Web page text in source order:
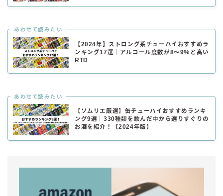
あわせて読みたい
【2024年】ストロング系チューハイおすすめラ
ンキング17選｜アルコール度数が8～9％と高い
RTD
あわせて読みたい
【ソムリエ厳選】缶チューハイおすすめランキ
ング9選｜330種類を飲んだ中から選りすぐりの
お酒を紹介！【2024年版】
缶チューハイの売れ筋ランキングはこちら